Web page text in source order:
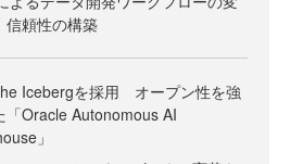
信頼性の構築
Icebergを採用 オープン性を強
「Oracle Autonomous AI
」